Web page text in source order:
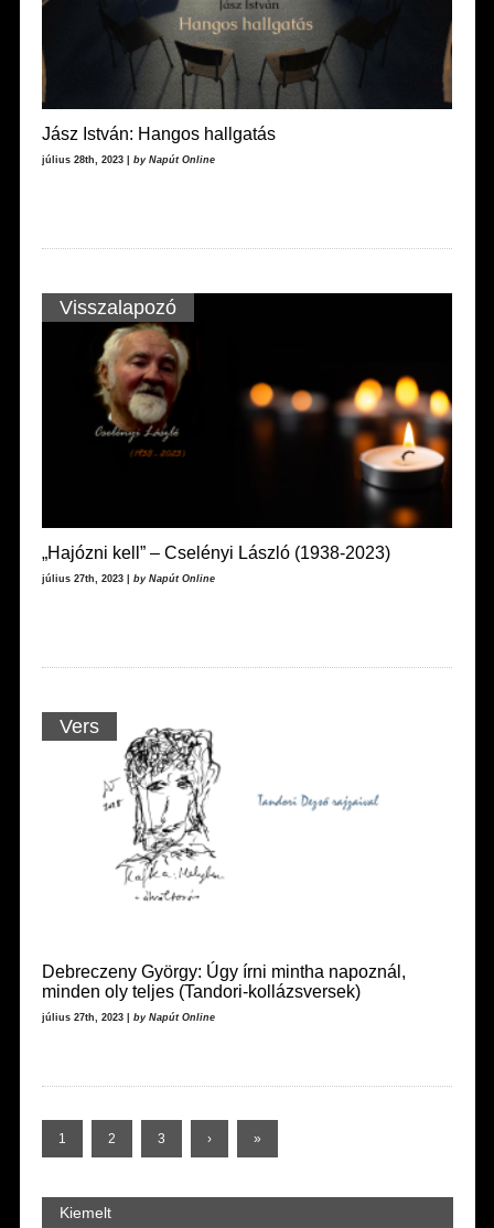
Jász István: Hangos hallgatás
július 28th, 2023 | by Napút Online
Visszalapozó
„Hajózni kell” – Cselényi László (1938-2023)
július 27th, 2023 | by Napút Online
Vers
Debreczeny György: Úgy írni mintha napoznál,
minden oly teljes (Tandori-kollázsversek)
július 27th, 2023 | by Napút Online
1 2 3 › »
Kiemelt